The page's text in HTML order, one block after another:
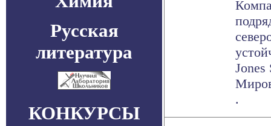
Русская
литература
КОНКУРСЫ
.